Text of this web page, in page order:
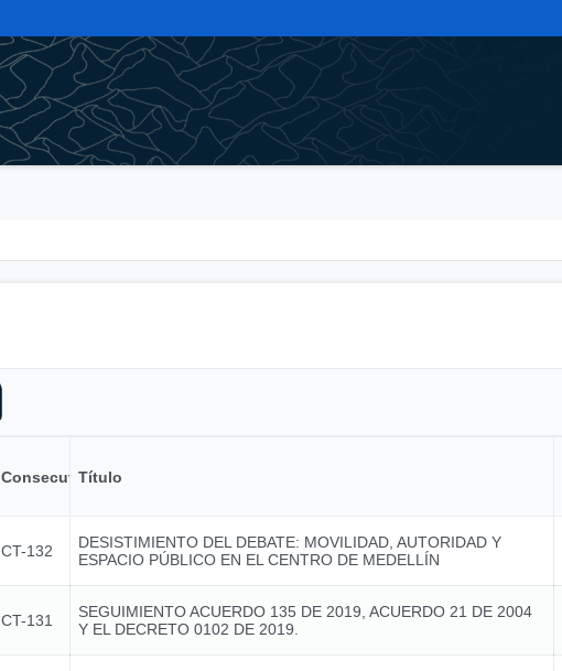
ConsecutivoTítulo
CT-132
DESISTIMIENTO DEL DEBATE: MOVILIDAD, AUTORIDAD Y
ESPACIO PÚBLICO EN EL CENTRO DE MEDELLÍN
CT-131
SEGUIMIENTO ACUERDO 135 DE 2019, ACUERDO 21 DE 2004
Y EL DECRETO 0102 DE 2019.